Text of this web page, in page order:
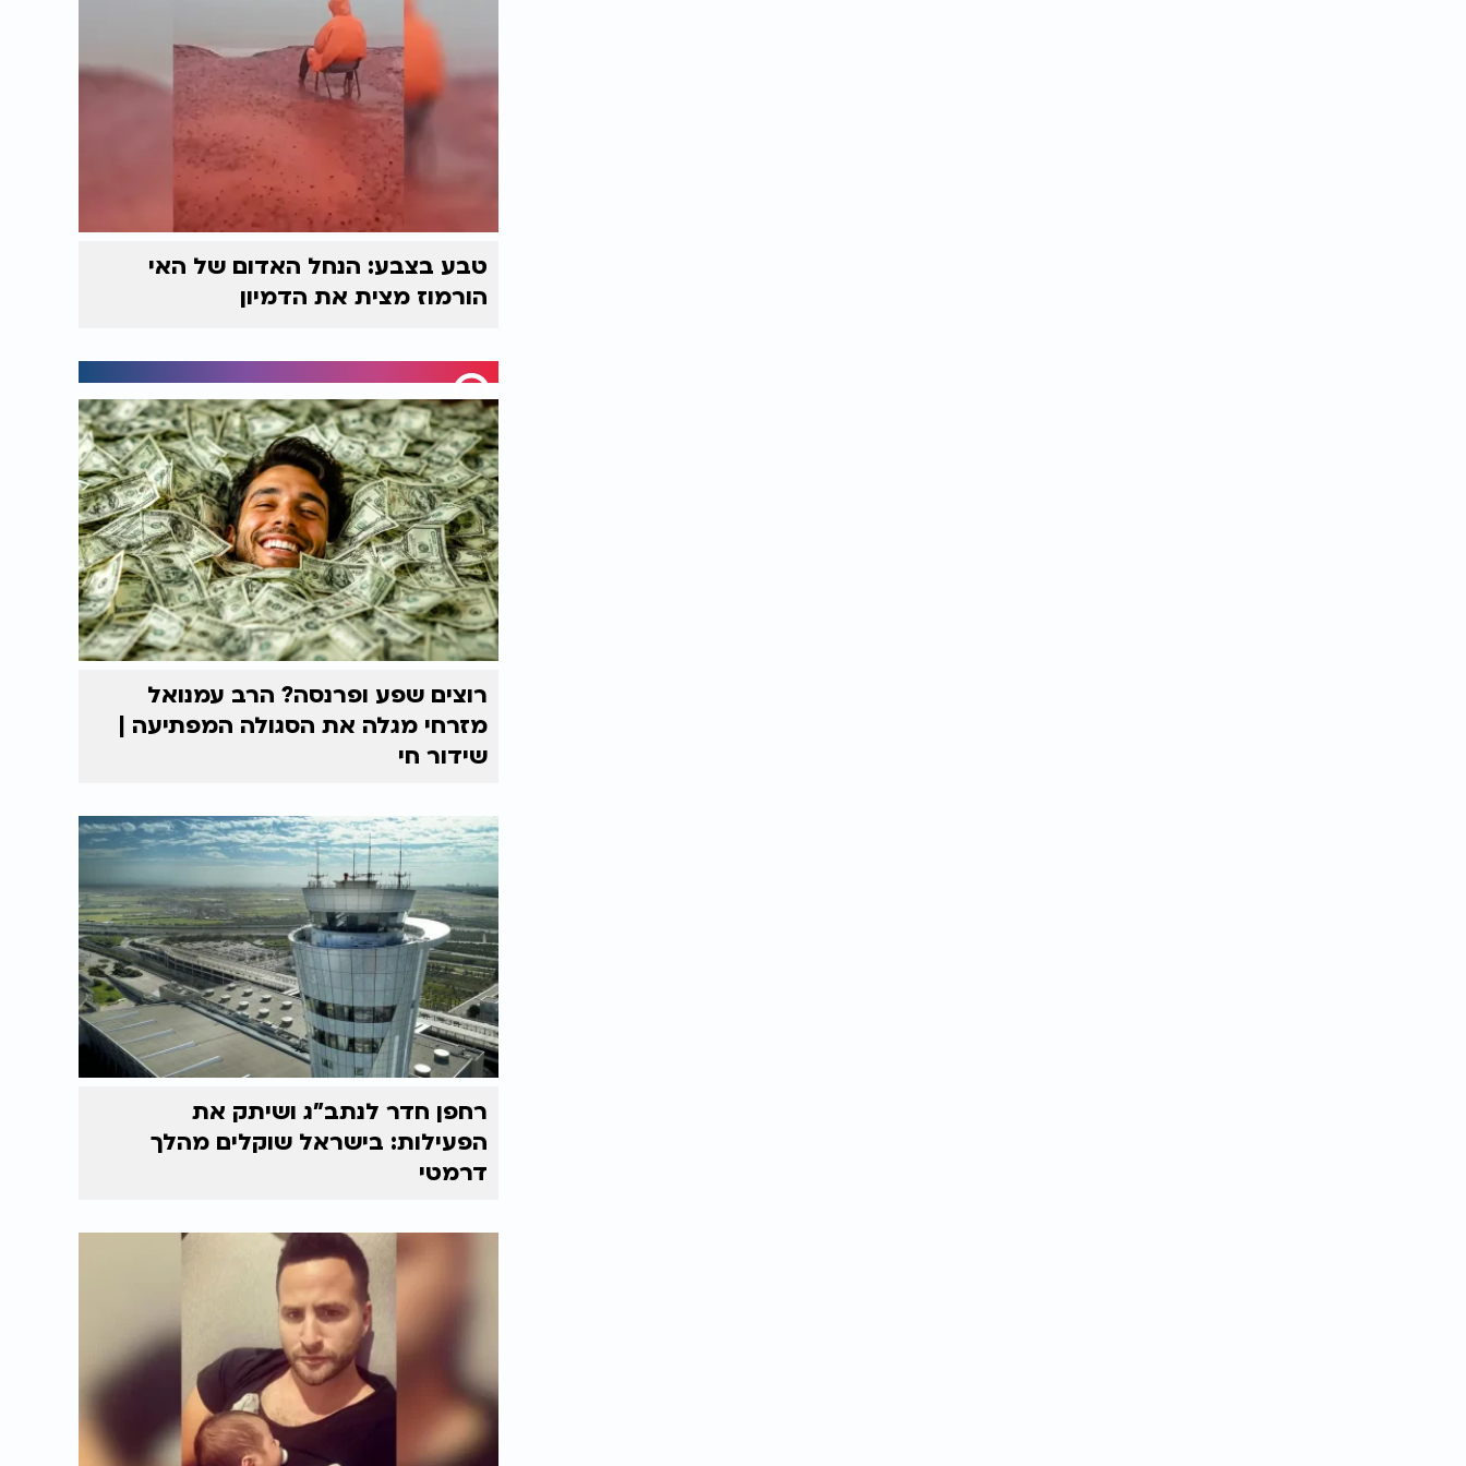
טבע בצבע: הנחל האדום של האי
הורמוז מצית את הדמיון
רוצים שפע ופרנסה? הרב עמנואל
מזרחי מגלה את הסגולה המפתיעה |
שידור חי
רחפן חדר לנתב"ג ושיתק את
הפעילות: בישראל שוקלים מהלך
דרמטי